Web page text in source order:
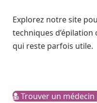
Explorez notre site
techniques d’épilation
qui reste parfois utile.
Trouver un